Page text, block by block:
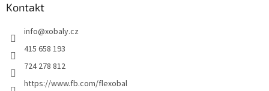
Kontakt
info@xobaly.cz
415 658 193
724 278 812
https://www.fb.com/flexobal